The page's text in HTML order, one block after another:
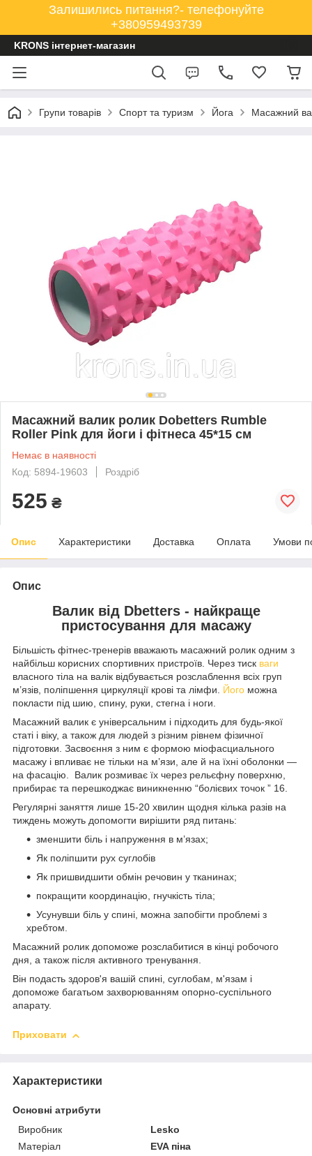
Залишились питання?- телефонуйте
+380959493739
KRONS інтернет-магазин
Групи товарів Спорт та туризм Йога Масажний
Масажний валик ролик Dobetters Rumble
Roller Pink для йоги і фітнеса 45*15 см
Немає в наявності
Код: 5894-19603
Роздріб
525 ₴
Опис Характеристики Доставка Оплата Умови
Опис
Валик від Dbetters - найкраще
пристосування для масажу
Більшість фітнес-тренерів вважають масажний ролик одним з
найбільш корисних спортивних пристроїв. Через тиск ваги
власного тіла на валік відбувається розслаблення всіх груп
м’язів, поліпшення циркуляції крові та лімфи. Його можна
покласти під шию, спину, руки, стегна і ноги.
Масажний валик є універсальним і підходить для будь-якої
статі і віку, а також для людей з різним рівнем фізичної
підготовки. Засвоєння з ним є формою міофасциального
масажу і впливає не тільки на м’язи, але й на їхні оболонки —
на фасацію. Валик розмиває їх через рельєфну поверхню,
прибирає та перешкоджає виникненню “болієвих точок ” 16.
Регулярні заняття лише 15-20 хвилин щодня кілька разів на
тиждень можуть допомогти вирішити ряд питань:
зменшити біль і напруження в м’язах;
Як поліпшити рух суглобів
Як пришвидшити обмін речовин у тканинах;
покращити координацію, гнучкість тіла;
Усунувши біль у спині, можна запобігти проблемі з
хребтом.
Масажний ролик допоможе розслабитися в кінці робочого
дня, а також після активного тренування.
Він подасть здоров'я вашій спині, суглобам, м'язам і
допоможе багатьом захворюванням опорно-суспільного
апарату.
Приховати
Характеристики
Основні атрибути
Виробник
Lesko
Матеріал
EVA піна